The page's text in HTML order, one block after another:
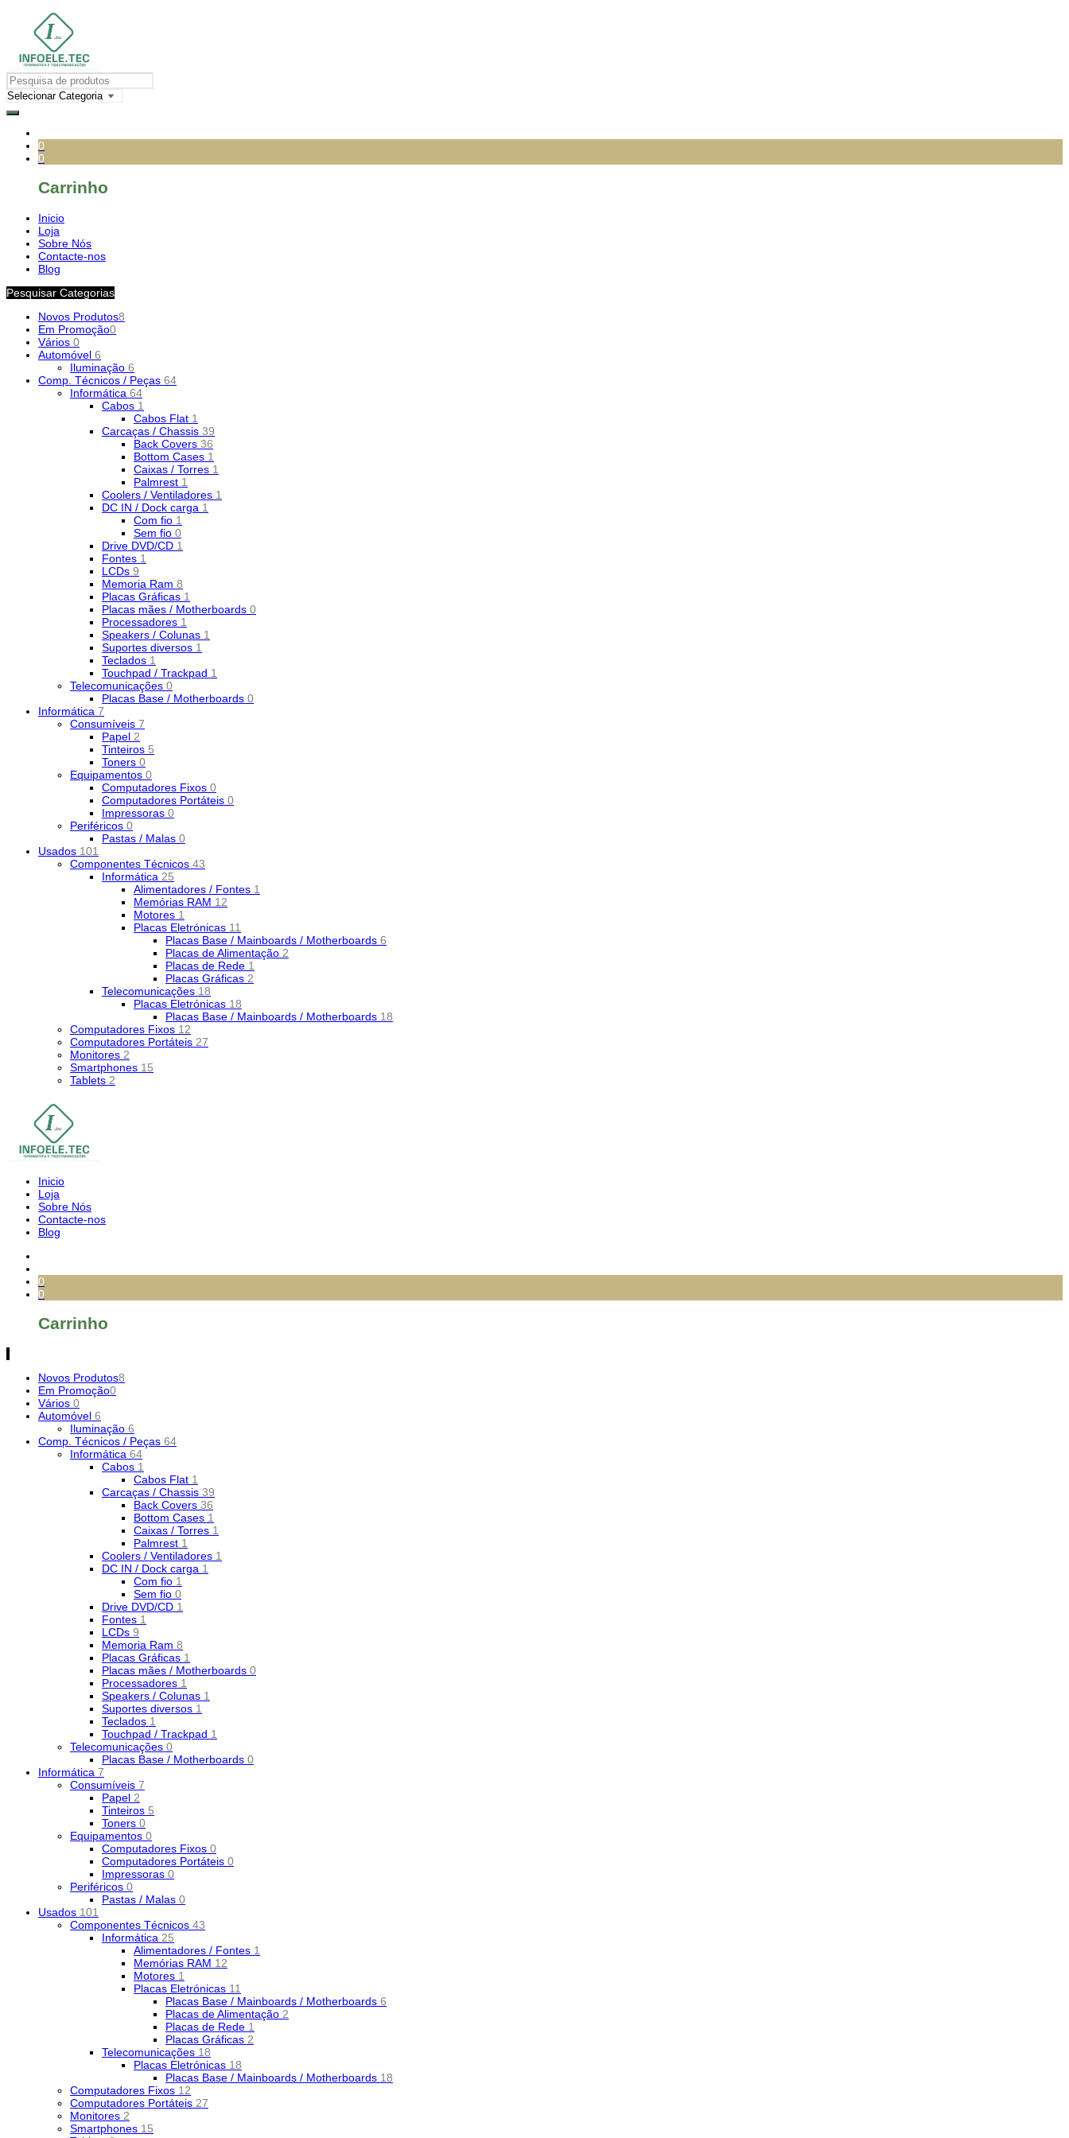
0
0
Carrinho
Inicio
Loja
Sobre Nós
Contacte-nos
Blog
Pesquisar Categorias
Novos Produtos8
Em Promoção0
Vários 0
Automóvel 6
Iluminação 6
Comp. Técnicos / Peças 64
Informática 64
Cabos 1
Cabos Flat 1
Carcaças / Chassis 39
Back Covers 36
Bottom Cases 1
Caixas / Torres 1
Palmrest 1
Coolers / Ventiladores 1
DC IN / Dock carga 1
Com fio 1
Sem fio 0
Drive DVD/CD 1
Fontes 1
LCDs 9
Memoria Ram 8
Placas Gráficas 1
Placas mães / Motherboards 0
Processadores 1
Speakers / Colunas 1
Suportes diversos 1
Teclados 1
Touchpad / Trackpad 1
Telecomunicações 0
Placas Base / Motherboards 0
Informática 7
Consumíveis 7
Papel 2
Tinteiros 5
Toners 0
Equipamentos 0
Computadores Fixos 0
Computadores Portáteis 0
Impressoras 0
Periféricos 0
Pastas / Malas 0
Usados 101
Componentes Técnicos 43
Informática 25
Alimentadores / Fontes 1
Memórias RAM 12
Motores 1
Placas Eletrónicas 11
Placas Base / Mainboards / Motherboards 6
Placas de Alimentação 2
Placas de Rede 1
Placas Gráficas 2
Telecomunicações 18
Placas Eletrónicas 18
Placas Base / Mainboards / Motherboards 18
Computadores Fixos 12
Computadores Portáteis 27
Monitores 2
Smartphones 15
Tablets 2
Inicio
Loja
Sobre Nós
Contacte-nos
Blog
0
0
Carrinho
Novos Produtos8
Em Promoção0
Vários 0
Automóvel 6
Iluminação 6
Comp. Técnicos / Peças 64
Informática 64
Cabos 1
Cabos Flat 1
Carcaças / Chassis 39
Back Covers 36
Bottom Cases 1
Caixas / Torres 1
Palmrest 1
Coolers / Ventiladores 1
DC IN / Dock carga 1
Com fio 1
Sem fio 0
Drive DVD/CD 1
Fontes 1
LCDs 9
Memoria Ram 8
Placas Gráficas 1
Placas mães / Motherboards 0
Processadores 1
Speakers / Colunas 1
Suportes diversos 1
Teclados 1
Touchpad / Trackpad 1
Telecomunicações 0
Placas Base / Motherboards 0
Informática 7
Consumíveis 7
Papel 2
Tinteiros 5
Toners 0
Equipamentos 0
Computadores Fixos 0
Computadores Portáteis 0
Impressoras 0
Periféricos 0
Pastas / Malas 0
Usados 101
Componentes Técnicos 43
Informática 25
Alimentadores / Fontes 1
Memórias RAM 12
Motores 1
Placas Eletrónicas 11
Placas Base / Mainboards / Motherboards 6
Placas de Alimentação 2
Placas de Rede 1
Placas Gráficas 2
Telecomunicações 18
Placas Eletrónicas 18
Placas Base / Mainboards / Motherboards 18
Computadores Fixos 12
Computadores Portáteis 27
Monitores 2
Smartphones 15